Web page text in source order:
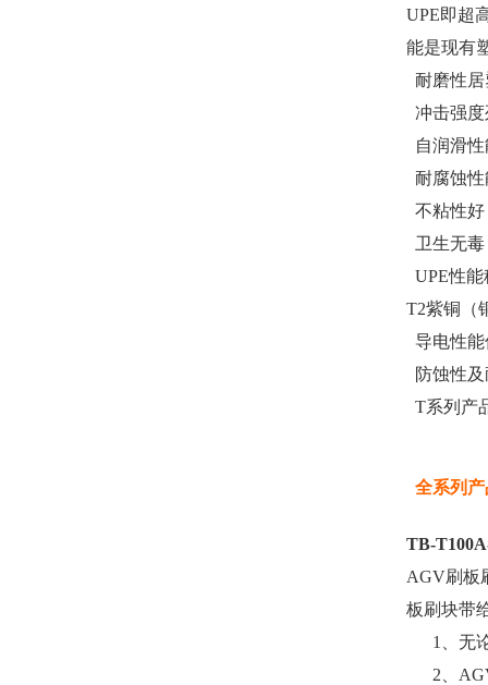
UPE即超
能是现有
耐磨性
冲击强
自润滑
耐腐蚀
不粘性
卫生无
UPE性
T2紫铜（
导电性
防蚀性
T系列产
全系列
TB-
AGV刷板
板刷块带
1、无论
2、AGV